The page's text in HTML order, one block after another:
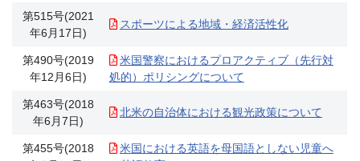
第515号(2021
年6月17日)
スポーツによる地域・経済活性化
第490号(2019
年12月6日)
米国警察におけるプロアクティブ（先行対
処的）ポリシングについて
第463号(2018
年6月7日)
北米の自治体における観光政策について
第455号(2018
米国における英語を母国語としない児童へ